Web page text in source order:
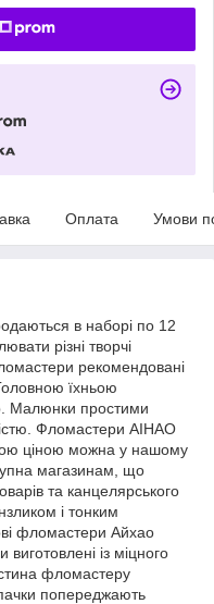
Оплата Умови
в наборі по 12
різні творчі
рекомендовані
їхньою
Малюнки простими
Фломастери AIHAO
ціною можна у нашому
магазинам, що
та канцелярського
і тонким
фломастери Айхао
із міцного
фломастеру
попереджають